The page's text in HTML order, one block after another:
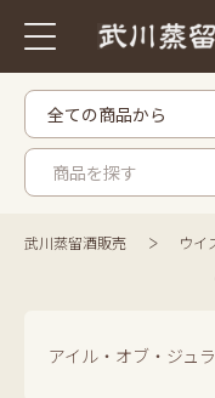
武川蒸留酒販売 ウイ
アイル・オブ・ジュラ